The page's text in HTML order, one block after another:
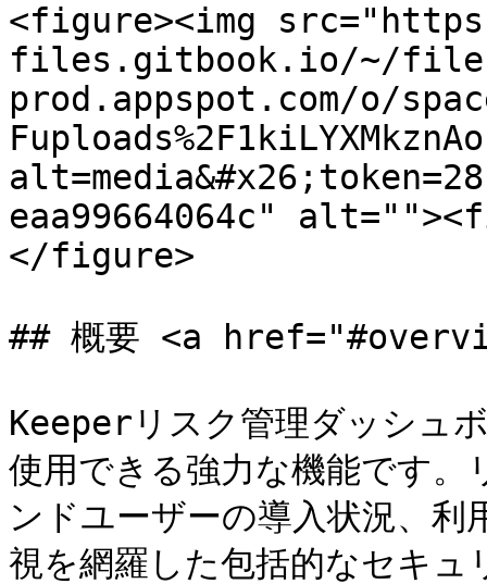
<figure><img
files.gitbook.io/~/
prod.appspot.com/o/
eaa99664064c"
</figure>
## 概要 <a
Keeperリスク管理ダッシュ
使用できる強力な機能です
ンドユーザーの導入状況、
視を網羅した包括的なセキュ